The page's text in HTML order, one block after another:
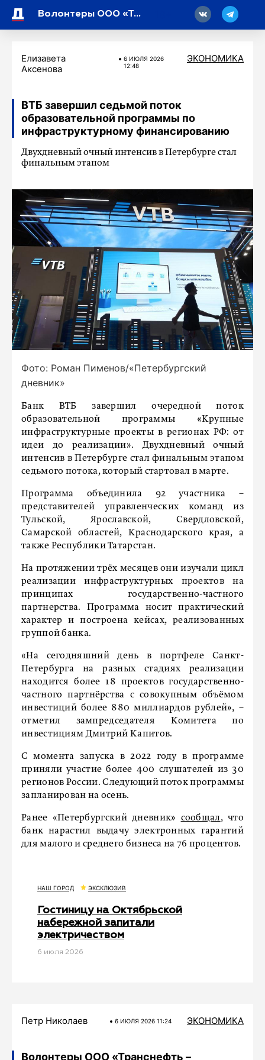
Волонтеры ООО «Транснефть – Балтика» приняли участие в экологической акции «Чистый берег» под Петербургом
Елизавета
Аксенова
6 ИЮЛЯ 2026
12:48
ЭКОНОМИКА
ВТБ завершил седьмой поток
образовательной программы по
инфраструктурному финансированию
Двухдневный очный интенсив в Петербурге стал
финальным этапом
Фото: Роман Пименов/«Петербургский
дневник»
Банк ВТБ завершил очередной поток
образовательной программы «Крупные
инфраструктурные проекты в регионах РФ: от
идеи до реализации». Двухдневный очный
интенсив в Петербурге стал финальным этапом
седьмого потока, который стартовал в марте.
Программа объединила 92 участника –
представителей управленческих команд из
Тульской, Ярославской, Свердловской,
Самарской областей, Краснодарского края, а
также Республики Татарстан.
На протяжении трёх месяцев они изучали цикл
реализации инфраструктурных проектов на
принципах государственно-частного
партнерства. Программа носит практический
характер и построена кейсах, реализованных
группой банка.
«На сегодняшний день в портфеле Санкт-
Петербурга на разных стадиях реализации
находится более 18 проектов государственно-
частного партнёрства с совокупным объёмом
инвестиций более 880 миллиардов рублей», –
отметил зампредседателя Комитета по
инвестициям Дмитрий Капитов.
С момента запуска в 2022 году в программе
приняли участие более 400 слушателей из 30
регионов России.Следующий поток программы
запланирован на осень.
Ранее «Петербургский дневник» сообщал, что
банк нарастил выдачу электронных гарантий
для малого и среднего бизнеса на 76 процентов.
НАШ ГОРОД ЭКСКЛЮЗИВ
Гостиницу на Октябрьской
набережной запитали
электричеством
6 июля 2026
Петр Николаев 6 ИЮЛЯ 2026 11:24 ЭКОНОМИКА
Волонтеры ООО «Транснефть –